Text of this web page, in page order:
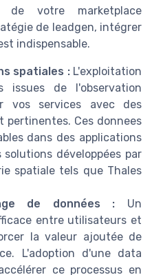
de votre marketplace
de leadgen, intégrer
indispensable.
spatiales :L'exploitation
issues de l'observation
vos services avec des
pertinentes. Ces donnees
dans des applications
développées par
spatiale tels que Thales
de données : Un
entre utilisateurs et
la valeur ajoutée de
L'adoption d'une data
ce processus en